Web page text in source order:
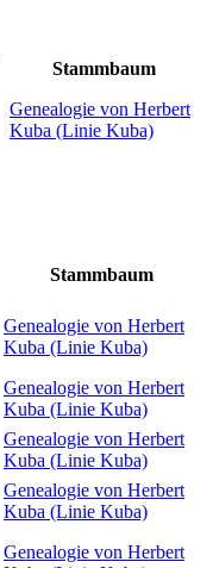
Stammbaum
Genealogie von Herbert
Kuba (Linie Kuba)
Stammbaum
Genealogie von Herbert
Kuba (Linie Kuba)
Genealogie von Herbert
Kuba (Linie Kuba)
Genealogie von Herbert
Kuba (Linie Kuba)
Genealogie von Herbert
Kuba (Linie Kuba)
Genealogie von Herbert